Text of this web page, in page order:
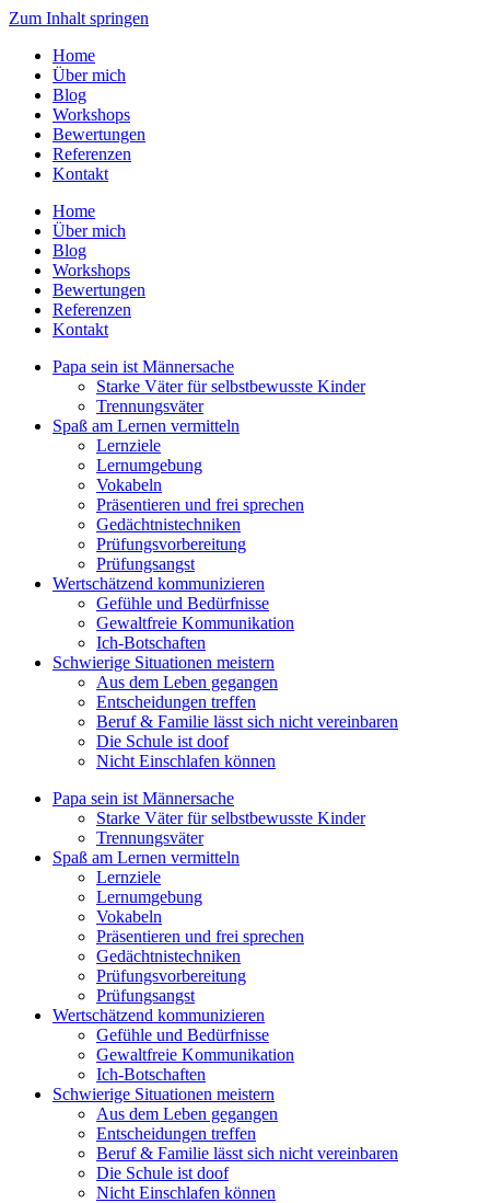
Zum Inhalt springen
Home
Über mich
Blog
Workshops
Bewertungen
Referenzen
Kontakt
Home
Über mich
Blog
Workshops
Bewertungen
Referenzen
Kontakt
Papa sein ist Männersache
Starke Väter für selbstbewusste Kinder
Trennungsväter
Spaß am Lernen vermitteln
Lernziele
Lernumgebung
Vokabeln
Präsentieren und frei sprechen
Gedächtnistechniken
Prüfungsvorbereitung
Prüfungsangst
Wertschätzend kommunizieren
Gefühle und Bedürfnisse
Gewaltfreie Kommunikation
Ich-Botschaften
Schwierige Situationen meistern
Aus dem Leben gegangen
Entscheidungen treffen
Beruf & Familie lässt sich nicht vereinbaren
Die Schule ist doof
Nicht Einschlafen können
Papa sein ist Männersache
Starke Väter für selbstbewusste Kinder
Trennungsväter
Spaß am Lernen vermitteln
Lernziele
Lernumgebung
Vokabeln
Präsentieren und frei sprechen
Gedächtnistechniken
Prüfungsvorbereitung
Prüfungsangst
Wertschätzend kommunizieren
Gefühle und Bedürfnisse
Gewaltfreie Kommunikation
Ich-Botschaften
Schwierige Situationen meistern
Aus dem Leben gegangen
Entscheidungen treffen
Beruf & Familie lässt sich nicht vereinbaren
Die Schule ist doof
Nicht Einschlafen können